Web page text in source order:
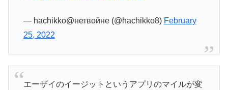
— hachikko@нетвойне (@hachikko8) February
25, 2022
エーザイのイージットというアプリのマイルが変